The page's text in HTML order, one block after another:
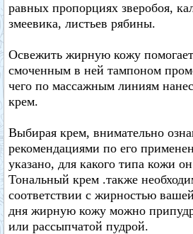
равных пропорциях зверобоя,
змеевика, листьев рябины.
Освежить жирную кожу помогает
смоченным в ней тампоном
чего по массажным линиям
крем.
Выбирая крем, внимательно
рекомендациями по его
указано, для какого типа кожи
Тональный крем .также
соответствии с жирностью
дня жирную кожу можно
или рассыпчатой пудрой.